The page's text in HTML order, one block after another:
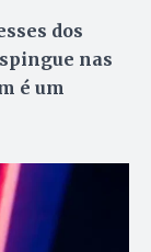
dos
nas
é um